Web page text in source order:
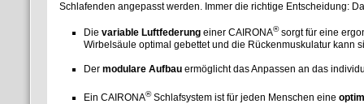
Schlafenden angepasst werden. Immer die richtige Entscheidung:
Die variable Luftfederung einer CAIRONA®sorgt für eine
Wirbelsäule optimal gebettet und die Rückenmuskulatur kann
Der modulare Aufbau ermöglicht das Anpassen an das
Ein CAIRONA®Schlafsystem ist für jeden Menschen eine